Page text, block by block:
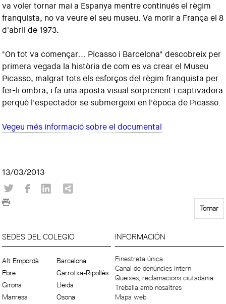
va voler tornar mai a Espanya mentre continués el règim
franquista, no va veure el seu museu. Va morir a França el 8
d'abril de 1973.
"On tot va començar... Picasso i Barcelona" descobreix per
primera vegada la història de com es va crear el Museu
Picasso, malgrat tots els esforços del règim franquista per
fer-li ombra, i fa una aposta visual sorprenent i captivadora
perquè l'espectador se submergeixi en l'època de Picasso.
Vegeu més informació sobre el documental
13/03/2013
Tornar
SEDES DEL COLEGIO
Alt Empordà
Barcelona
Ebre
Garrotxa-Ripollès
Girona
Lleida
Manresa
Osona
INFORMACIÓN
Finestreta única
Canal de denúncies intern
Queixes, reclamacions ciutadania
Treballa amb nosaltres
Mapa web